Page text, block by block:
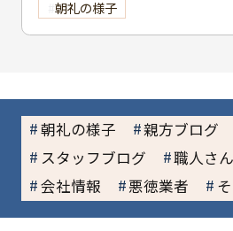
朝礼の様子
朝礼の様子 親方ブログ
スタッフブログ
職人さん
会社情報
悪徳業者